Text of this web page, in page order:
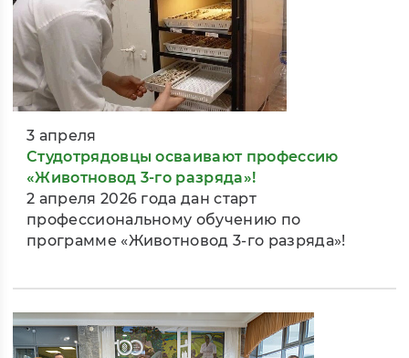
3 апреля
Студотрядовцы осваивают профессию
«Животновод 3-го разряда»!
2 апреля 2026 года дан старт
профессиональному обучению по
программе «Животновод 3-го разряда»!